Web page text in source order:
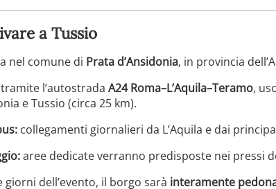
a Tussio
nel comune di Prata d’Ansidonia, in provincia
tramite l’autostrada A24 Roma–L’Aquila–Teramo,
e Tussio (circa 25 km).
collegamenti giornalieri da L’Aquila e dai
aree dedicate verranno predisposte nei pressi
giorni dell’evento, il borgo sarà interamente